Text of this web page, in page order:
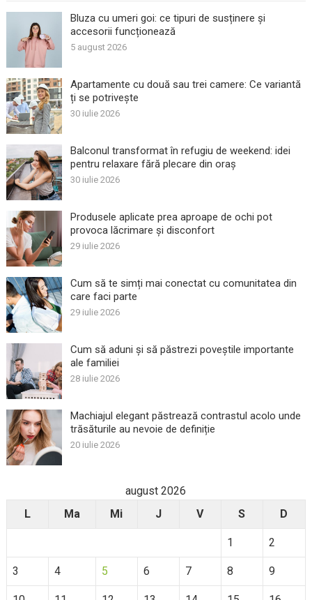
Bluza cu umeri goi: ce tipuri de susținere și
accesorii funcționează
5 august 2026
Apartamente cu două sau trei camere: Ce variantă
ți se potrivește
30 iulie 2026
Balconul transformat în refugiu de weekend: idei
pentru relaxare fără plecare din oraș
30 iulie 2026
Produsele aplicate prea aproape de ochi pot
provoca lăcrimare și disconfort
29 iulie 2026
Cum să te simți mai conectat cu comunitatea din
care faci parte
29 iulie 2026
Cum să aduni și să păstrezi poveștile importante
ale familiei
28 iulie 2026
Machiajul elegant păstrează contrastul acolo unde
trăsăturile au nevoie de definiție
20 iulie 2026
august 2026
L
Ma Mi J V S D
1 2
3 4 5 6 7 8 9